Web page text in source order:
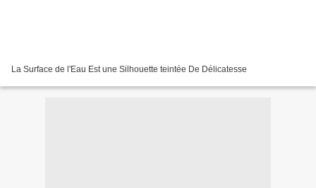
La Surface de l'Eau Est une Silhouette teintée De Délicatesse